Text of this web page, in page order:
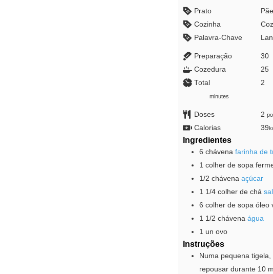
Prato
Cozinha
Palavra-Chave
Preparação 30
Cozedura 25
Total 2
minutes
Doses 2
Calorias 39
Ingredientes
6 chávena farinha de
1 colher de sopa
1/2 chávena açúcar
1 1/4 colher de chá sal
6 colher de sopa óleo
1 1/2 chávena água
1 un ovo
Instruções
Numa pequena
repousar durante 10